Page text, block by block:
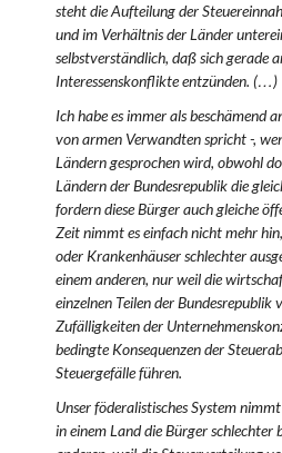
steht die Aufteilung der
und im Verhältnis der Länder
selbstverständlich, daß sich gerade
Interessenskonflikte entzünden. (…)
Ich habe es immer als beschämend
von armen Verwandten spricht -,
Ländern gesprochen wird, obwohl
Ländern der Bundesrepublik die
fordern diese Bürger auch gleiche
Zeit nimmt es einfach nicht mehr
oder Krankenhäuser schlechter
einem anderen, nur weil die
einzelnen Teilen der Bundesrepublik
Zufälligkeiten der
bedingte Konsequenzen der
Steuergefälle führen.
Unser föderalistisches System
in einem Land die Bürger schlechter